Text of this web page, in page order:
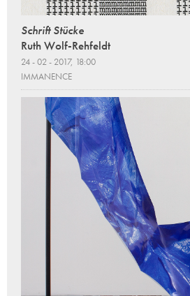
Schrift Stücke
Ruth Wolf-Rehfeldt
24 - 02 - 2017, 18:00
IMMANENCE